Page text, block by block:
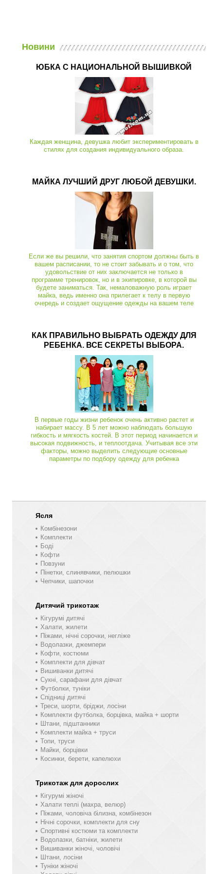
Новини
ЮБКА С НАЦИОНАЛЬНОЙ ВЫШИВКОЙ
Каждая женщина, девушка любит экспериментировать в
стилях для создания индивидуального образа.
МАЙКА ЛУЧШИЙ ДРУГ ЛЮБОЙ ДЕВУШКИ.
Если же вы решили, что занятия спортом должны быть в
вашем расписании, то не стоит забывать и о том, что
удовольствие от них заключается не только в
программе тренировок, но и в экипировке, в которой вы
будете заниматься. Так, немаловажную роль играет
майка, ведь именно она прилегает к телу в первую
очередь и создает ощущение одежды на вашем теле
КАК ПРАВИЛЬНО ВЫБРАТЬ ОДЕЖДУ ДЛЯ
РЕБЕНКА. ВСЕ СЕКРЕТЫ ВЫБОРА.
В первые годы жизни ребенок очень активно растет и
набирает массу. В 5 лет можно наблюдать большую
гибкость и мягкость костей. В этот период начинается и
высокая подвижность, и теплоотдача. Учитывая все эти
факторы, можно выделить следующие основные
параметры по подбору одежду для ребенка
Ясля
Комбінезони
Комплекти
Боді
Кофти
Повзуни
Пінетки, слинявчики, пелюшки
Чепчики, шапочки
Дитячий трикотаж
Кігурумі дитячі
Халати, жилети
Піжами, нічні сорочки, негліже
Водолазки, джемпери
Кофти, костюми
Комплекти для дівчат
Вишиванки дитячі
Сукні, сарафани для дівчат
Футболки, туніки
Спідниці дитячі
Треси, шорти, бріджи, лосіни
Комплекти футболка, борцівка, майка + шорти
Штани, підштанники
Комплекти майка + труси
Топи, труси
Майки, борцівки
Косинки, берети, капелюхи
Трикотаж для дорослих
Кігурумі жіночі
Халати теплі (махра, велюр)
Піжами, чоловіча білизна, комбінезон
Нічні сорочки, комплекти для сну
Спортивні костюми та комплекти
Водолазки, батніки, жилети
Вишиванки жіночі, чоловічі
Штани, лосіни
Туніки жіночі